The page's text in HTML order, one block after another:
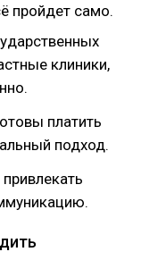
пройдет само.
клиники,
платить
подход.